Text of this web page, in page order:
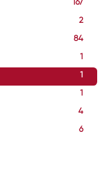
167
2
84
1
1
1
4
6